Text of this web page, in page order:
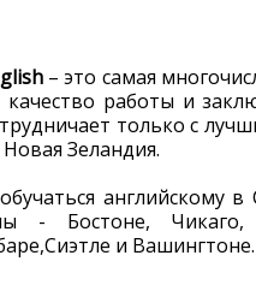
– это самая
качество работы и
только с
Зеландия.
обучаться
- Бостоне, Чикаго,
и Вашингтоне.